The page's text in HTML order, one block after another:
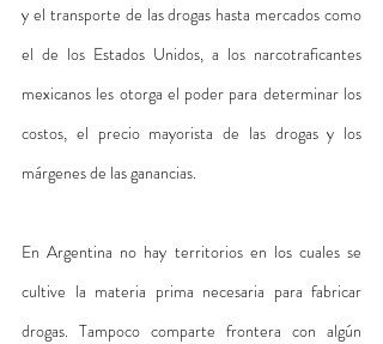
y el transporte de las drogas hasta mercados como
el de los Estados Unidos, a los narcotraficantes
mexicanos les otorga el poder para determinar los
costos, el precio mayorista de las drogas y los
márgenes de las ganancias.
En Argentina no hay territorios en los cuales se
cultive la materia prima necesaria para fabricar
drogas. Tampoco comparte frontera con algún